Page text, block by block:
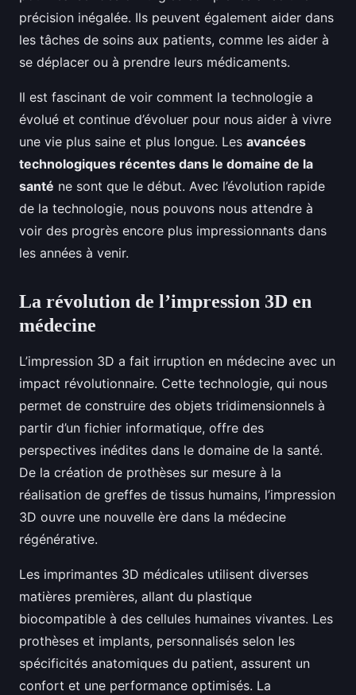
précision inégalée. Ils peuvent également aider dans
les tâches de soins aux patients, comme les aider à
se déplacer ou à prendre leurs médicaments.
Il est fascinant de voir comment la technologie a
évolué et continue d’évoluer pour nous aider à vivre
une vie plus saine et plus longue. Les avancées
technologiques récentes dans le domaine de la
santé ne sont que le début. Avec l’évolution rapide
de la technologie, nous pouvons nous attendre à
voir des progrès encore plus impressionnants dans
les années à venir.
La révolution de l’impression 3D en
médecine
L’impression 3D a fait irruption en médecine avec un
impact révolutionnaire. Cette technologie, qui nous
permet de construire des objets tridimensionnels à
partir d’un fichier informatique, offre des
perspectives inédites dans le domaine de la santé.
De la création de prothèses sur mesure à la
réalisation de greffes de tissus humains, l’impression
3D ouvre une nouvelle ère dans la médecine
régénérative.
Les imprimantes 3D médicales utilisent diverses
matières premières, allant du plastique
biocompatible à des cellules humaines vivantes. Les
prothèses et implants, personnalisés selon les
spécificités anatomiques du patient, assurent un
confort et une performance optimisés. La